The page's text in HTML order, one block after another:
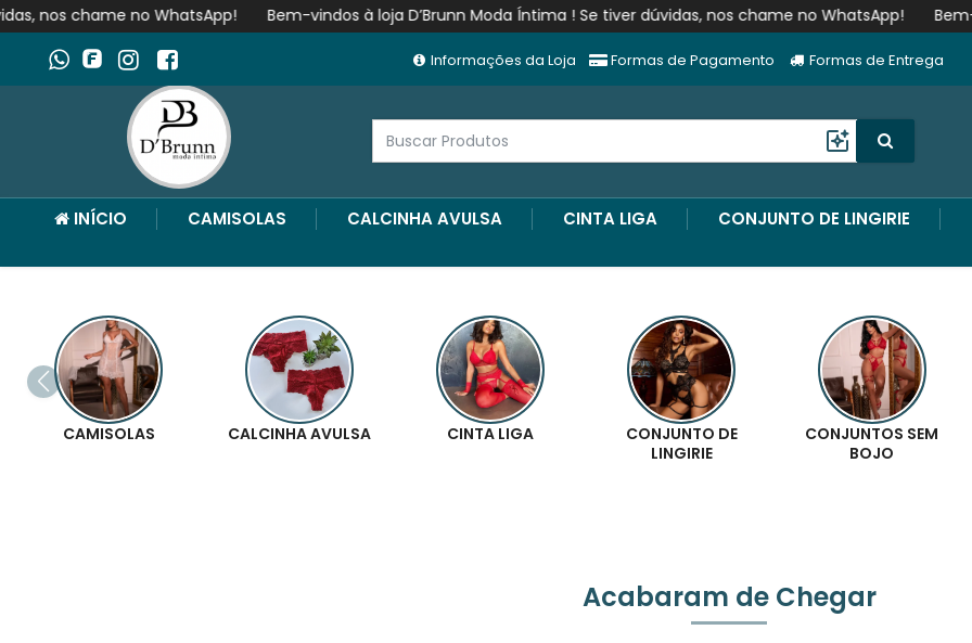
Bem-vindos à loja D’Brunn Moda Íntima ! Se tiver dúvidas, nos chame no WhatsApp! Bem-vindos à loja
Informações da Loja Formas de Pagamento Formas de Entrega
INÍCIO CAMISOLAS CALCINHA AVULSA CINTA LIGA CONJUNTO DE LINGIRIE
CAMISOLAS CALCINHA AVULSA CINTA LIGA
CONJUNTO DE
LINGIRIE
CONJUNTOS SEM
BOJO
Acabaram de Chegar